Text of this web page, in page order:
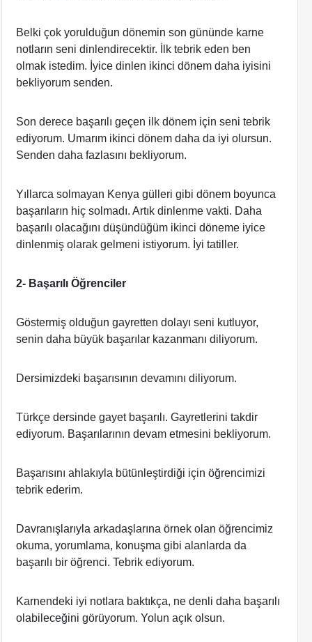
Belki çok yorulduğun dönemin son gününde karne
notların seni dinlendirecektir. İlk tebrik eden ben
olmak istedim. İyice dinlen ikinci dönem daha iyisini
bekliyorum senden.
Son derece başarılı geçen ilk dönem için seni tebrik
ediyorum. Umarım ikinci dönem daha da iyi olursun.
Senden daha fazlasını bekliyorum.
Yıllarca solmayan Kenya gülleri gibi dönem boyunca
başarıların hiç solmadı. Artık dinlenme vakti. Daha
başarılı olacağını düşündüğüm ikinci döneme iyice
dinlenmiş olarak gelmeni istiyorum. İyi tatiller.
2- Başarılı Öğrenciler
Göstermiş olduğun gayretten dolayı seni kutluyor,
senin daha büyük başarılar kazanmanı diliyorum.
Dersimizdeki başarısının devamını diliyorum.
Türkçe dersinde gayet başarılı. Gayretlerini takdir
ediyorum. Başarılarının devam etmesini bekliyorum.
Başarısını ahlakıyla bütünleştirdiği için öğrencimizi
tebrik ederim.
Davranışlarıyla arkadaşlarına örnek olan öğrencimiz
okuma, yorumlama, konuşma gibi alanlarda da
başarılı bir öğrenci. Tebrik ediyorum.
Karnendeki iyi notlara baktıkça, ne denli daha başarılı
olabileceğini görüyorum. Yolun açık olsun.